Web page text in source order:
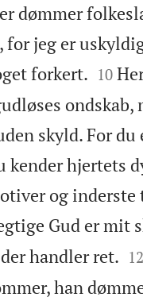
dømmer
jeg er
forkert. 

10
skyld. For du
hjertets
og inderste
Gud er mit
handler ret. 

12
han